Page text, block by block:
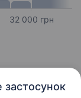
32 000 грн